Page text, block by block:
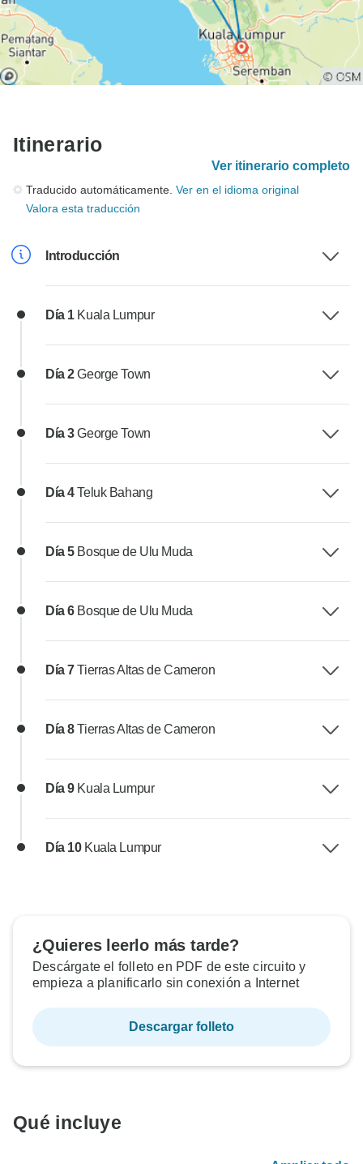
Itinerario
Ver itinerario completo
Traducido automáticamente. Ver en el idioma original
Valora esta traducción
Introducción
Día 1 Kuala Lumpur
Día 2George Town
Día 3George Town
Día 4Teluk Bahang
Día 5 Bosque de Ulu Muda
Día 6 Bosque de Ulu Muda
Día 7Tierras Altas de Cameron
Día 8Tierras Altas de Cameron
Día 9 Kuala Lumpur
Día 10 Kuala Lumpur
¿Quieres leerlo más tarde?
Descárgate el folleto en PDF de este circuito y
empieza a planificarlo sin conexión a Internet
Descargar folleto
Qué incluye